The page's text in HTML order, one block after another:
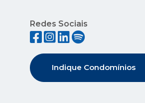
Redes Sociais
Indique Condomínios